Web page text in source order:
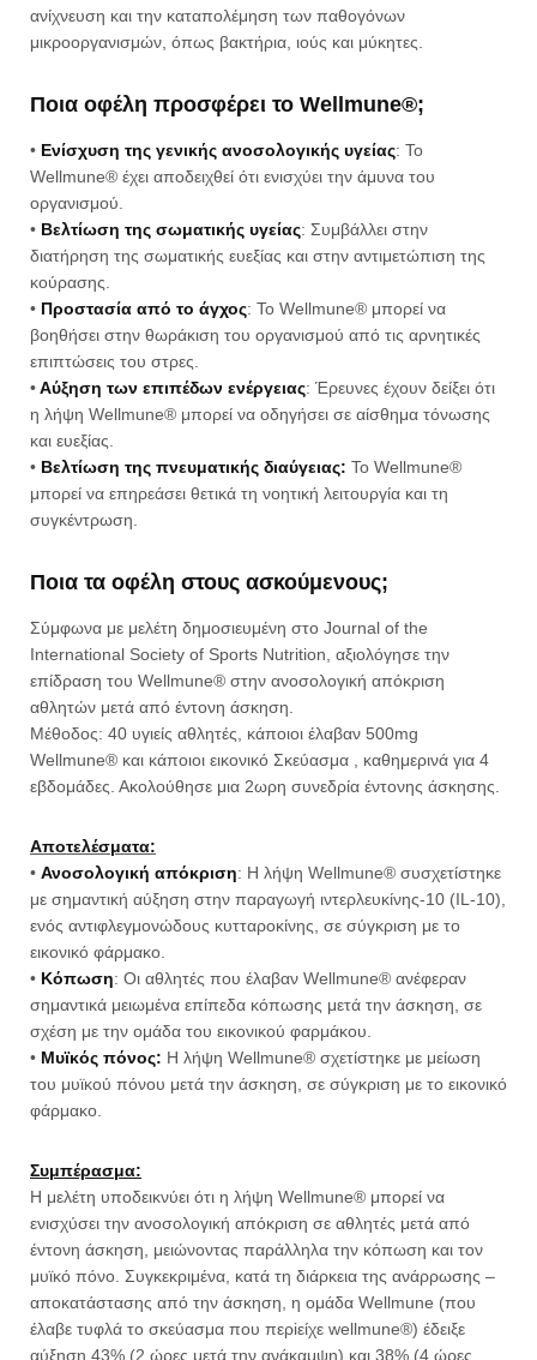
ανίχνευση και την καταπολέμηση των παθογόνων
μικροοργανισμών, όπως βακτήρια, ιούς και μύκητες.
Ποια οφέλη προσφέρει το Wellmune®;
• Ενίσχυση της γενικής ανοσολογικής υγείας: Το
Wellmune® έχει αποδειχθεί ότι ενισχύει την άμυνα του
οργανισμού.
• Βελτίωση της σωματικής υγείας: Συμβάλλει στην
διατήρηση της σωματικής ευεξίας και στην αντιμετώπιση της
κούρασης.
• Προστασία από το άγχος: Το Wellmune® μπορεί να
βοηθήσει στην θωράκιση του οργανισμού από τις αρνητικές
επιπτώσεις του στρες.
•Αύξηση των επιπέδων ενέργειας: Έρευνες έχουν δείξει ότι
η λήψη Wellmune® μπορεί να οδηγήσει σε αίσθημα τόνωσης
και ευεξίας.
• Βελτίωση της πνευματικής διαύγειας: Το Wellmune®
μπορεί να επηρεάσει θετικά τη νοητική λειτουργία και τη
συγκέντρωση.
Ποια τα οφέλη στους ασκούμενους;
Σύμφωνα με μελέτη δημοσιευμένη στο Journal of the
International Society of Sports Nutrition, αξιολόγησε την
επίδραση του Wellmune® στην ανοσολογική απόκριση
αθλητών μετά από έντονη άσκηση.
Μέθοδος: 40 υγιείς αθλητές, κάποιοι έλαβαν 500mg
Wellmune® και κάποιοι εικονικό Σκεύασμα , καθημερινά για 4
εβδομάδες. Ακολούθησε μια 2ωρη συνεδρία έντονης άσκησης.
Αποτελέσματα:
• Ανοσολογική απόκριση: Η λήψη Wellmune® συσχετίστηκε
με σημαντική αύξηση στην παραγωγή ιντερλευκίνης-10 (IL-10),
ενός αντιφλεγμονώδους κυτταροκίνης, σε σύγκριση με το
εικονικό φάρμακο.
• Κόπωση: Οι αθλητές που έλαβαν Wellmune® ανέφεραν
σημαντικά μειωμένα επίπεδα κόπωσης μετά την άσκηση, σε
σχέση με την ομάδα του εικονικού φαρμάκου.
• Μυϊκός πόνος: Η λήψη Wellmune® σχετίστηκε με μείωση
του μυϊκού πόνου μετά την άσκηση, σε σύγκριση με το εικονικό
φάρμακο.
Συμπέρασμα:
Η μελέτη υποδεικνύει ότι η λήψη Wellmune® μπορεί να
ενισχύσει την ανοσολογική απόκριση σε αθλητές μετά από
έντονη άσκηση, μειώνοντας παράλληλα την κόπωση και τον
μυϊκό πόνο. Συγκεκριμένα, κατά τη διάρκεια της ανάρρωσης –
αποκατάστασης από την άσκηση, η ομάδα Wellmune (που
έλαβε τυφλά το σκεύασμα που περiείχε wellmune®) έδειξε
αύξηση 43% (2 ώρες μετά την ανάκαμψη) και 38% (4 ώρες